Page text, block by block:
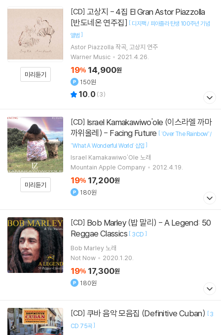
미리듣기
[CD]
[반도네온 연주집] [ 디지팩 / 피아졸라 탄생 100주년 기념
앨범 ]
Astor Piazzolla 작곡 고상지 연주
Warner Music
2021.4.26.
19% 14,900원
150원
10.0 (3)
미리듣기
[CD]
까위올레) - Facing Future [ 'Over The Rainbow"/
"What A Wonderful World` 삽입 ]
Israel Kamakawiwo'Ole 노래
Mountain Apple Company
2012.4.19.
19% 17,200원
180원
[CD]
Reggae Classics [ 3CD ]
Bob Marley 노래
Not Now
2020.1.20.
19% 17,300원
180원
[CD] 쿠바 음악 모음집 (Definitive Cuban) [3
CD 75곡]